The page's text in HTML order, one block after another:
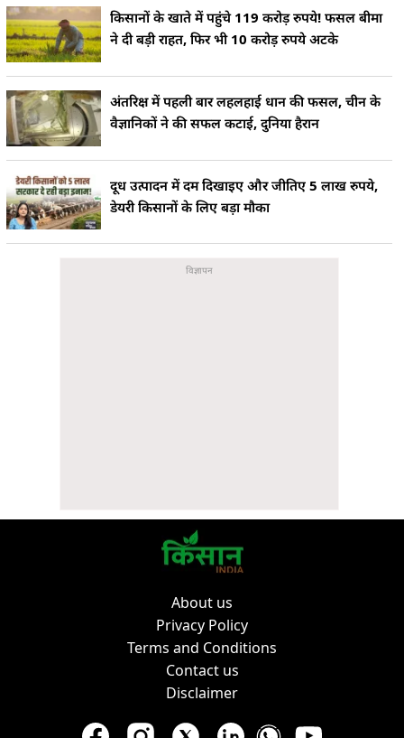
किसानों के खाते में पहुंचे 119 करोड़ रुपये! फसल बीमा
ने दी बड़ी राहत, फिर भी 10 करोड़ रुपये अटके
अंतरिक्ष में पहली बार लहलहाई धान की फसल, चीन के
वैज्ञानिकों ने की सफल कटाई, दुनिया हैरान
दूध उत्पादन में दम दिखाइए और जीतिए 5 लाख रुपये,
डेयरी किसानों के लिए बड़ा मौका
About us
Privacy Policy
Terms and Conditions
Contact us
Disclaimer